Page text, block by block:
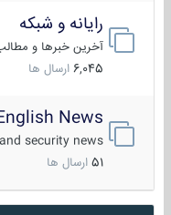
رایانه و شبکه
آخرین خبرها و مطالب
6,045 ارسال ها
English News
and security news
51 ارسال ها